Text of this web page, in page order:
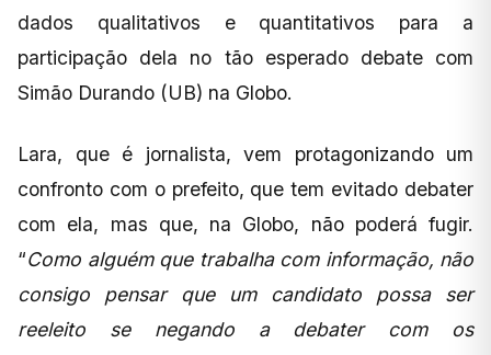
dados qualitativos e quantitativos para a
participação dela no tão esperado debate com
Simão Durando (UB) na Globo.
Lara, que é jornalista, vem protagonizando um
confronto com o prefeito, que tem evitado debater
com ela, mas que, na Globo, não poderá fugir.
“Como alguém que trabalha com informação, não
consigo pensar que um candidato possa ser
reeleito se negando a debater com os